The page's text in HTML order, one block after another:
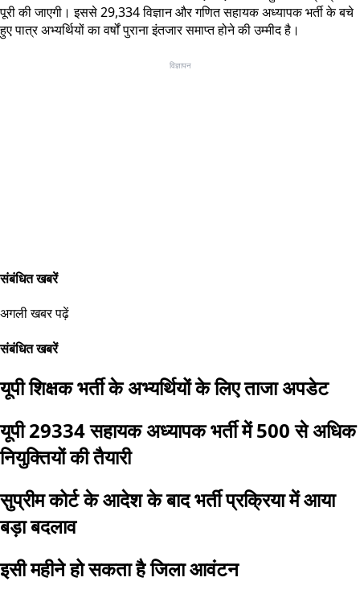
पूरी की जाएगी। इससे 29,334 विज्ञान और गणित सहायक अध्यापक भर्ती के बचे
हुए पात्र अभ्यर्थियों का वर्षों पुराना इंतजार समाप्त होने की उम्मीद है।
विज्ञापन
संबंधित खबरें
अगली खबर पढ़ें
संबंधित खबरें
यूपी शिक्षक भर्ती के अभ्यर्थियों के लिए ताजा अपडेट
यूपी 29334 सहायक अध्यापक भर्ती में 500 से अधिक
नियुक्तियों की तैयारी
सुप्रीम कोर्ट के आदेश के बाद भर्ती प्रक्रिया में आया
बड़ा बदलाव
इसी महीने हो सकता है जिला आवंटन